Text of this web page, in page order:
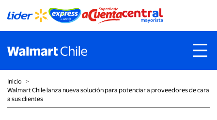
Inicio ˃
Walmart Chile lanza nueva solución para potenciar a proveedores de cara
a sus clientes